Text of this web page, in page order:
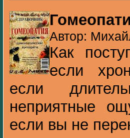
Автор:
Как
если
если
неприятные
если вы не